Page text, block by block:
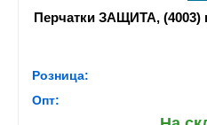
Перчатки ЗАЩИТА, (4003)
Розница:
Опт: